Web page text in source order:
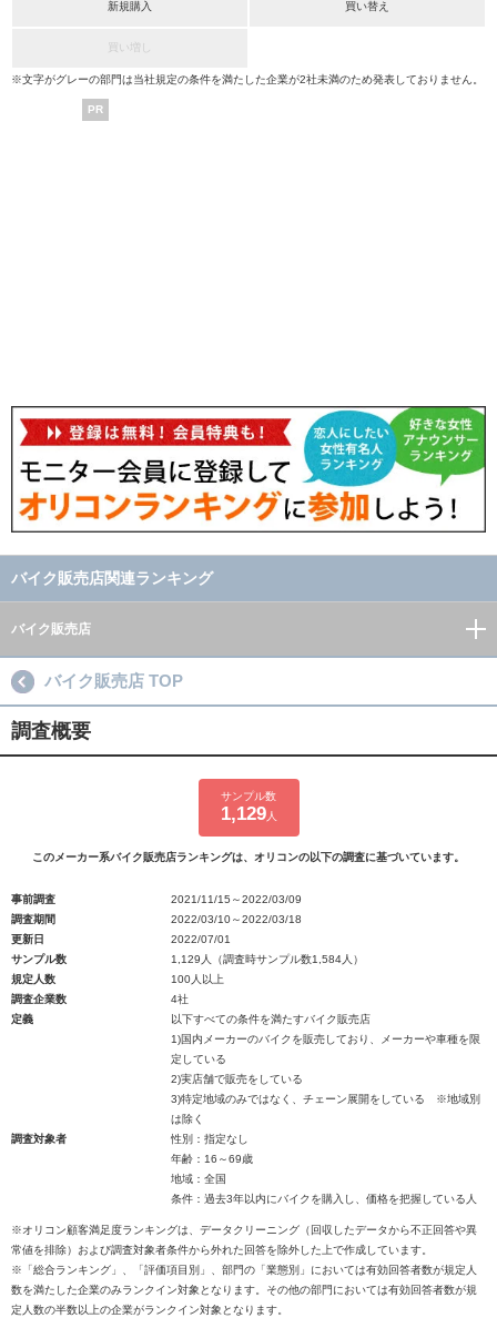
新規購入 買い替え
買い増し
※文字がグレーの部門は当社規定の条件を満たした企業が2社未満のため発表しておりません。
PR
バイク販売店関連ランキング
バイク販売店
バイク販売店 TOP
調査概要
サンプル数
1,129人
このメーカー系バイク販売店ランキングは、オリコンの以下の調査に基づいています。
事前調査
2021/11/15～2022/03/09
調査期間
2022/03/10～2022/03/18
更新日
2022/07/01
サンプル数
1,129人（調査時サンプル数1,584人）
規定人数
100人以上
調査企業数
4社
定義
以下すべての条件を満たすバイク販売店
1)国内メーカーのバイクを販売しており、メーカーや車種を限
定している
2)実店舗で販売をしている
3)特定地域のみではなく、チェーン展開をしている ※地域別
は除く
調査対象者
性別：指定なし
年齢：16～69歳
地域：全国
条件：過去3年以内にバイクを購入し、価格を把握している人
※オリコン顧客満足度ランキングは、データクリーニング（回収したデータから不正回答や異
常値を排除）および調査対象者条件から外れた回答を除外した上で作成しています。
※「総合ランキング」、「評価項目別」、部門の「業態別」においては有効回答者数が規定人
数を満たした企業のみランクイン対象となります。その他の部門においては有効回答者数が規
定人数の半数以上の企業がランクイン対象となります。